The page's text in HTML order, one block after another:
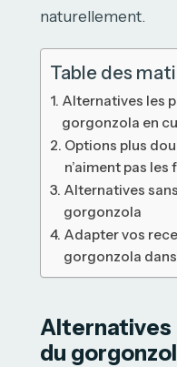
naturellement.
Table des
Alternatives les
gorgonzola en
Options plus
n’aiment pas
Alternatives
gorgonzola
Adapter vos
gorgonzola
Alternatives
du